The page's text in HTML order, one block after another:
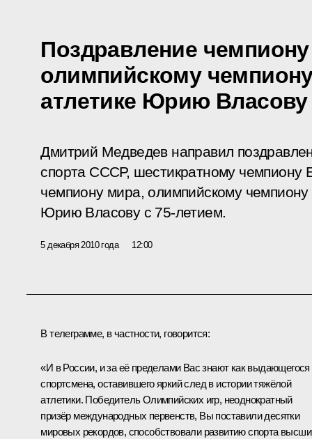
Поздравление
олимпийскому
атлетике Юрию Власову
Дмитрий Медведев направил
спорта СССР, шестикратному чемпиону
чемпиону мира, олимпийскому чемпиону
Юрию Власову с 75-летием.
5 декабря 2010 года 12:00
В телеграмме, в частности, говорится:
«И в России, и за её пределами Вас знают как выдающегося
спортсмена, оставившего яркий след в истории тяжёлой
атлетики. Победитель Олимпийских игр, неоднократный
призёр международных первенств, Вы поставили десятки
мировых рекордов, способствовали развитию спорта